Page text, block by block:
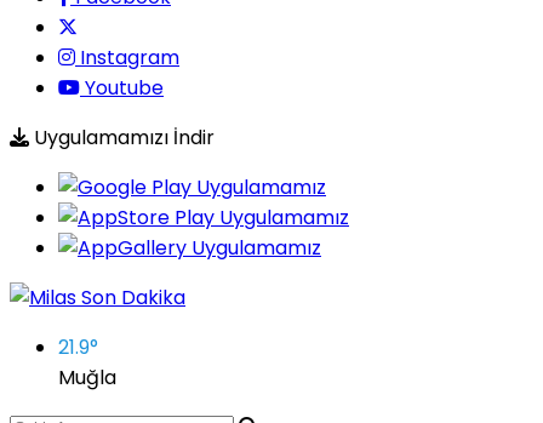
Instagram
Youtube
Uygulamamızı İndir
21.9°
Muğla